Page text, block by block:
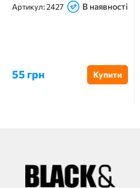
Артикул:2427 В наявності
55 грн Купити